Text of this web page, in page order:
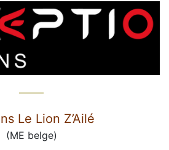
Le Lion Z’Ailé
(ME belge)